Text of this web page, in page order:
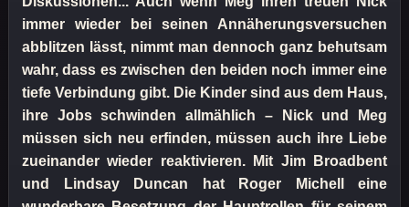
immer wieder bei seinen Annäherungsversuchen
abblitzen lässt, nimmt man dennoch ganz behutsam
wahr, dass es zwischen den beiden noch immer eine
tiefe Verbindung gibt. Die Kinder sind aus dem Haus,
ihre Jobs schwinden allmählich – Nick und Meg
müssen sich neu erfinden, müssen auch ihre Liebe
zueinander wieder reaktivieren. Mit Jim Broadbent
und Lindsay Duncan hat Roger Michell eine